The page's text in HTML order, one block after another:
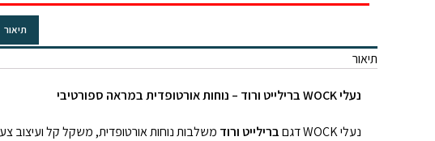
תיאור
תיאור
נעלי WOCK ברילייט ורוד – נוחות אורטופדית במראה ספורטיבי
נעלי WOCK דגם ברילייט ורוד משלבות נוחות אורטופדית, משקל קל ועיצוב